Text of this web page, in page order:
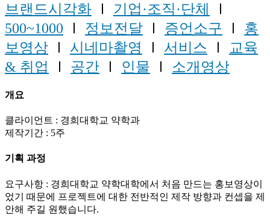
브랜드시각화 Ⅰ 기업·조직·단체
Ⅰ
500~1000 Ⅰ 정보전달 Ⅰ 증언소구 Ⅰ 홍
보영상 Ⅰ 시네마촬영 Ⅰ 서비스 Ⅰ
교육
& 취업
Ⅰ 공간 Ⅰ 인물 Ⅰ 소개영상
개요
클라이언트 : 경희대학교 약학과
제작기간 : 5주
기획 과정
요구사항 : 경희대학교 약학대학에서 처음 만드는 홍보영상이
었기 때문에 프로젝트에 대한 전반적인 제작 방향과 컨셉을 제
안해 주길 원했습니다.